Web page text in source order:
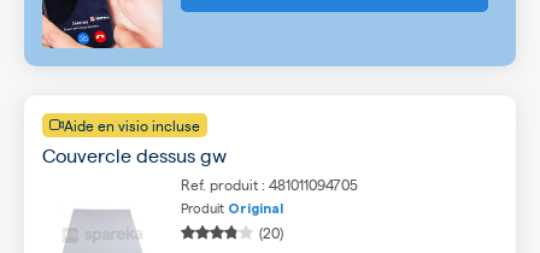
Aide en visio incluse
Couvercle dessus gw
Ref. produit : 481011094705
Produit Original
(20)